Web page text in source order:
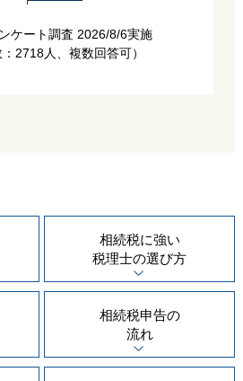
ケート調査 2026/8/6実施
：2718人、複数回答可）
相続税に強い
税理士の選び方
相続税申告の
流れ